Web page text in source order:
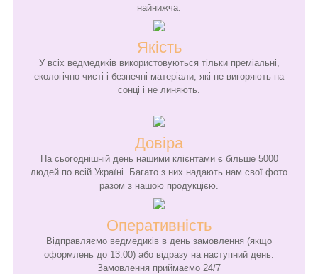
найнижча.
Якість
У всіх ведмедиків використовуються тільки преміальні,
екологічно чисті і безпечні матеріали, які не вигоряють на
сонці і не линяють.
Довіра
На сьогоднішній день нашими клієнтами є більше 5000
людей по всій Україні. Багато з них надають нам свої фото
разом з нашою продукцією.
Оперативність
Відправляємо ведмедиків в день замовлення (якщо
оформлень до 13:00) або відразу на наступний день.
Замовлення приймаємо 24/7